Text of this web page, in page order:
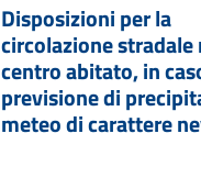
Disposizioni per la
circolazione stradale
centro abitato, in
previsione di
meteo di carattere